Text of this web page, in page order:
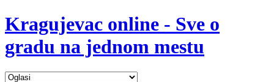
Kragujevac online - Sve o
gradu na jednom mestu